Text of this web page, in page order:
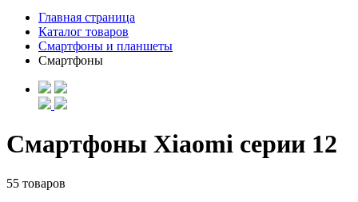
Главная страница
Каталог товаров
Смартфоны и планшеты
Смартфоны
Смартфоны Xiaomi серии 12
55 товаров